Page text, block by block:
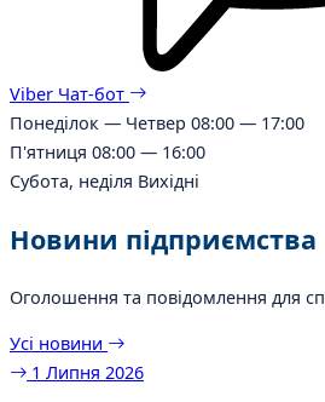
Viber Чат-бот
Понеділок — Четвер 08:00 — 17:00
П'ятниця 08:00 — 16:00
Субота, неділя Вихідні
Новини підприємства
Оголошення та повідомлення для
Усі новини
1 Липня 2026